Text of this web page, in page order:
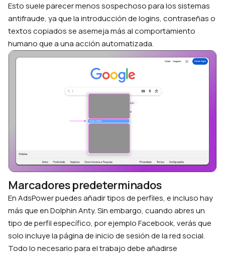
Esto suele parecer menos sospechoso para los sistemas
antifraude, ya que la introducción de logins, contraseñas o
textos copiados se asemeja más al comportamiento
humano que a una acción automatizada.
Marcadores predeterminados
En AdsPower puedes añadir tipos de perfiles, e incluso hay
más que en Dolphin Anty. Sin embargo, cuando abres un
tipo de perfil específico, por ejemplo Facebook, verás que
solo incluye la página de inicio de sesión de la red social.
Todo lo necesario para el trabajo debe añadirse